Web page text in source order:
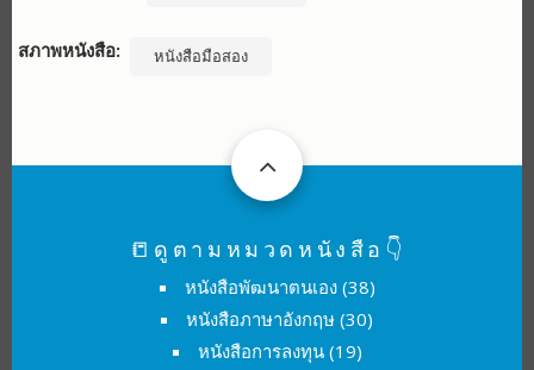
สภาพหนังสือ หนังสือมือสอง
📒ดูตามหมวดหนังสือ👇
หนังสือพัฒนาตนเอง(38)
หนังสือภาษาอังกฤษ (30)
หนังสือการลงทุน(19)